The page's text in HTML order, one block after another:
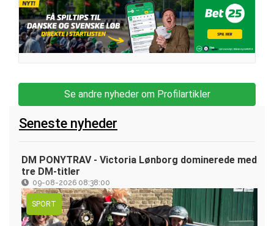
Se andre nyheder om Profilartikler
Seneste nyheder
DM PONYTRAV - Victoria Lønborg dominerede med
tre DM-titler
09-08-2026 08:38:00
SPORT